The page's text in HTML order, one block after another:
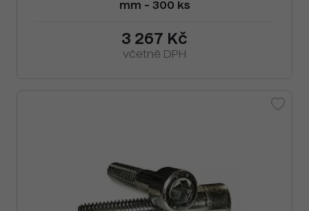
mm - 300 ks
3 267 Kč
včetně DPH